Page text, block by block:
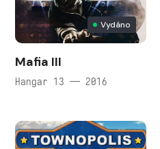
Vydáno
Mafia III
Hangar 13 — 2016